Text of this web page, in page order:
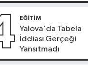
EĞİTİM
Yalova'da Tabela
İddiası Gerçeği
Yansıtmadı